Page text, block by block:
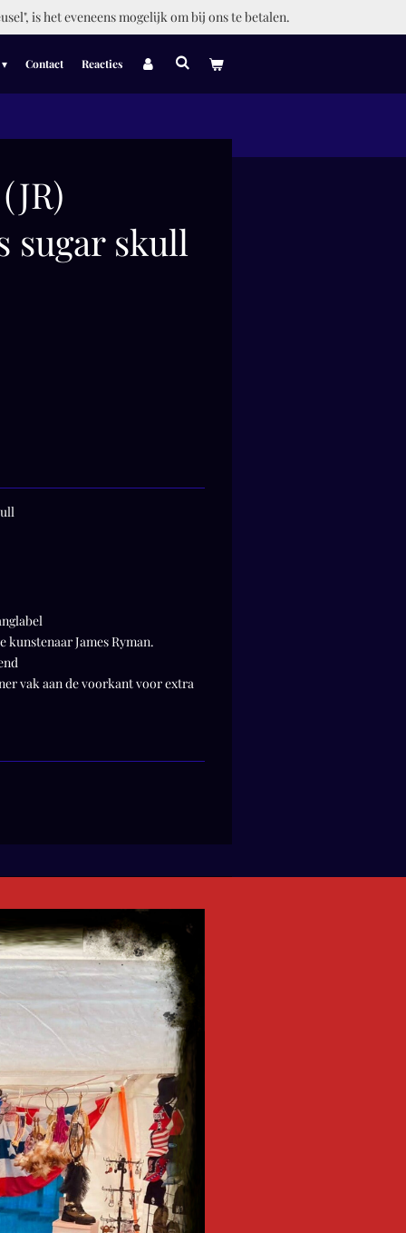
is het eveneens mogelijk om bij ons te betalen.
Contact Reacties
sugar skull
kunstenaar James Ryman.
vak aan de voorkant voor extra